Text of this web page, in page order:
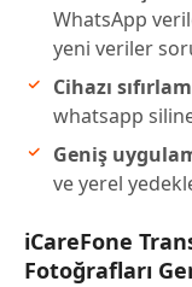
WhatsApp
yeni veriler
Cihazı
whatsapp
Geniş
ve yerel
iCareFone
Fotoğrafları